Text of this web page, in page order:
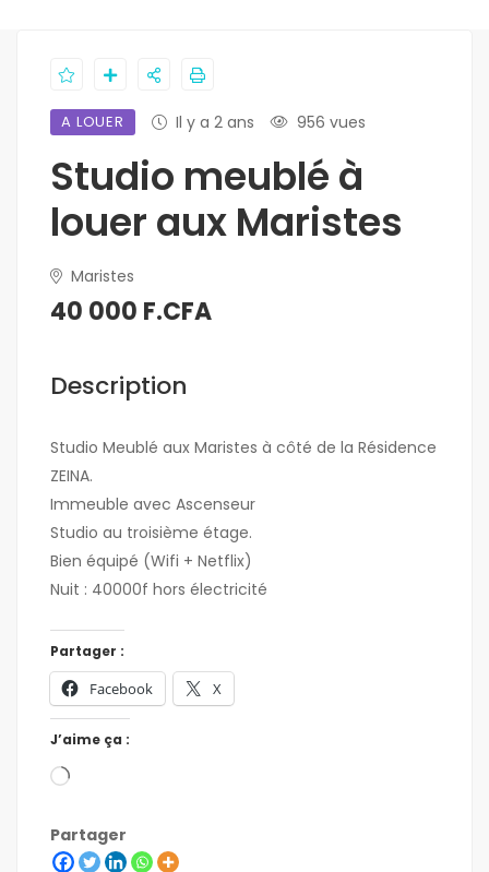
A LOUER Il y a 2 ans 956 vues
Studio meublé à
louer aux Maristes
Maristes
40 000 F.CFA
Description
Studio Meublé aux Maristes à côté de la Résidence
ZEINA.
Immeuble avec Ascenseur
Studio au troisième étage.
Bien équipé (Wifi + Netflix)
Nuit : 40000f hors électricité
Partager :
Facebook X
J’aime ça :
Partager